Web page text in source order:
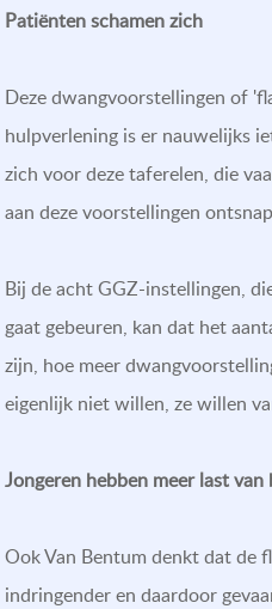
Patiënten schamen zich
Deze dwangvoorstellingen of
hulpverlening is er nauwelijks
zich voor deze taferelen, die
aan deze voorstellingen
Bij de acht GGZ-instellingen,
gaat gebeuren, kan dat het
zijn, hoe meer
eigenlijk niet willen, ze willen
Jongeren hebben meer last van
Ook Van Bentum denkt dat de
indringender en daardoor